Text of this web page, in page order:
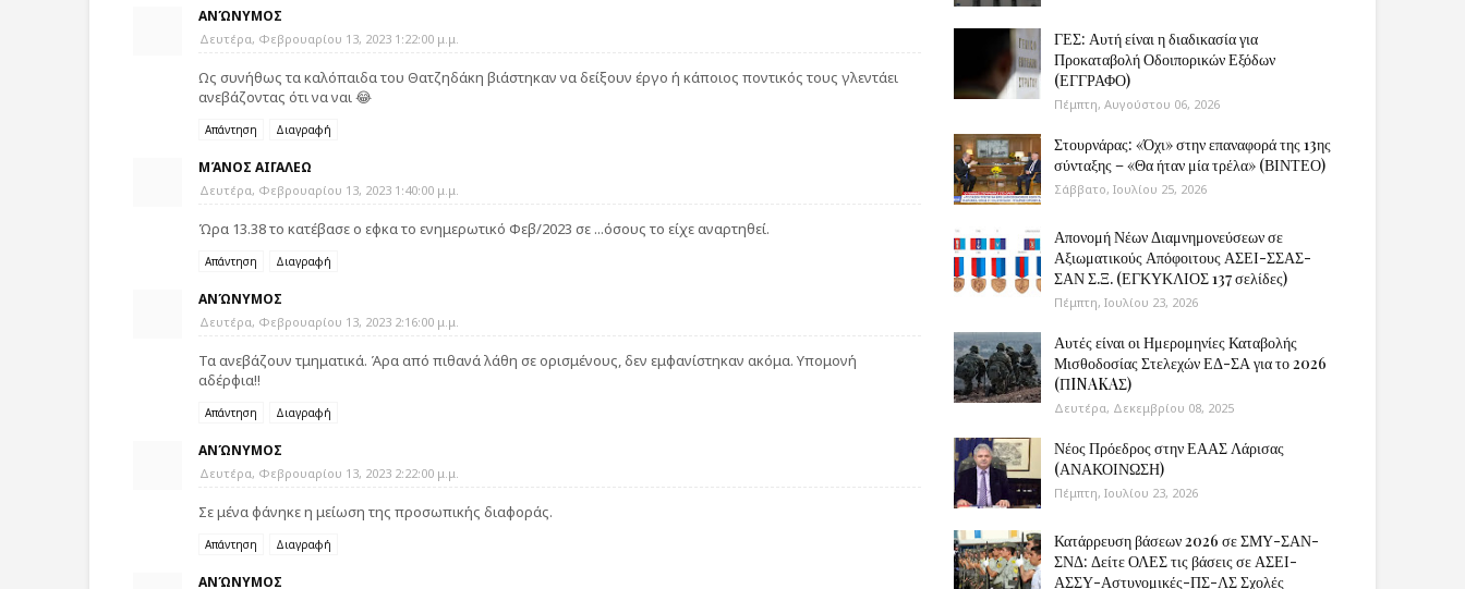
ΑΝΏΝΥΜΟΣ
Δευτέρα, Φεβρουαρίου 13, 2023 1:22:00 μ.μ.
Ως συνήθως τα καλόπαιδα του Θατζηδάκη βιάστηκαν να δείξουν έργο ή κάποιος ποντικός τους γλεντάει
ανεβάζοντας ότι να ναι 😂
Απάντηση Διαγραφή
ΜΆΝΟΣ ΑΙΓΑΛΕΩ
Δευτέρα, Φεβρουαρίου 13, 2023 1:40:00 μ.μ.
Ώρα 13.38 το κατέβασε ο εφκα το ενημερωτικό Φεβ/2023 σε ...όσους το είχε αναρτηθεί.
Απάντηση Διαγραφή
ΑΝΏΝΥΜΟΣ
Δευτέρα, Φεβρουαρίου 13, 2023 2:16:00 μ.μ.
Τα ανεβάζουν τμηματικά. Άρα από πιθανά λάθη σε ορισμένους, δεν εμφανίστηκαν ακόμα. Υπομονή
αδέρφια!!
Απάντηση Διαγραφή
ΑΝΏΝΥΜΟΣ
Δευτέρα, Φεβρουαρίου 13, 2023 2:22:00 μ.μ.
Σε μένα φάνηκε η μείωση της προσωπικής διαφοράς.
Απάντηση Διαγραφή
ΑΝΏΝΥΜΟΣ
ΓΕΣ: Αυτή είναι η διαδικασία για
Προκαταβολή Οδοιπορικών Εξόδων
(ΕΓΓΡΑΦΟ)
Πέμπτη, Αυγούστου 06, 2026
Στουρνάρας: «Όχι» στην επαναφορά της 13ης
σύνταξης – «Θα ήταν μία τρέλα» (ΒΙΝΤΕΟ)
Σάββατο, Ιουλίου 25, 2026
Απονομή Νέων Διαμνημονεύσεων σε
Αξιωματικούς Απόφοιτους ΑΣΕΙ-ΣΣΑΣ-
ΣΑΝ Σ.Ξ. (ΕΓΚΥΚΛΙΟΣ 137 σελίδες)
Πέμπτη, Ιουλίου 23, 2026
Αυτές είναι οι Ημερομηνίες Καταβολής
Μισθοδοσίας Στελεχών ΕΔ-ΣΑ για το 2026
(ΠINAKAΣ)
Δευτέρα, Δεκεμβρίου 08, 2025
Νέος Πρόεδρος στην ΕΑΑΣ Λάρισας
(ΑΝΑΚΟΙΝΩΣΗ)
Πέμπτη, Ιουλίου 23, 2026
Κατάρρευση βάσεων 2026 σε ΣΜΥ-ΣΑΝ-
ΣΝΔ: Δείτε ΟΛΕΣ τις βάσεις σε ΑΣΕΙ-
ΑΣΣΥ-Αστυνομικές-ΠΣ-ΛΣ Σχολές